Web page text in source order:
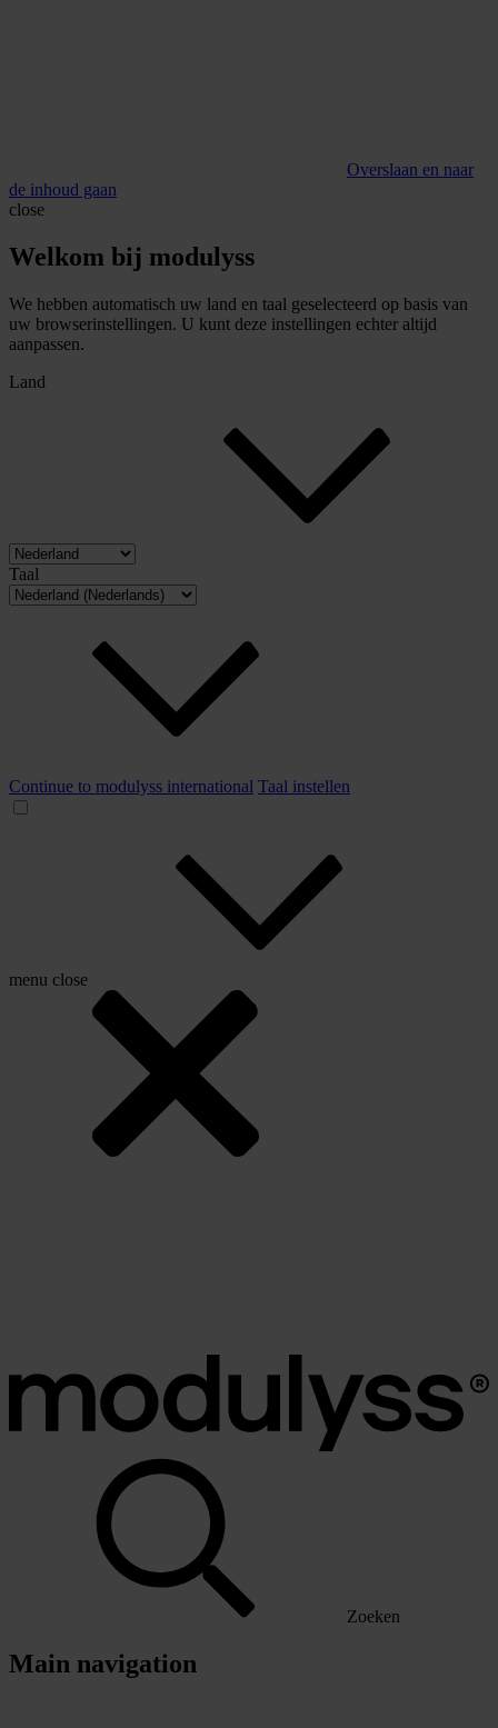
Overslaan en naar
de inhoud gaan
close
Welkom bij modulyss
We hebben automatisch uw land en taal geselecteerd op basis van
uw browserinstellingen. U kunt deze instellingen echter altijd
aanpassen.
Land
Taal
Continue to modulyss international Taal instellen
menu close
Zoeken
Main navigation